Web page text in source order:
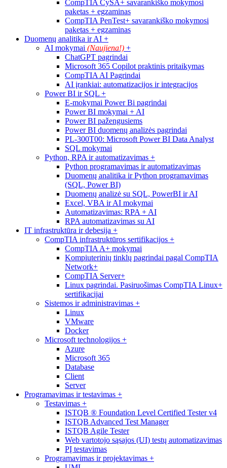
CompTIA CySA+ savarankiško mokymosi
paketas + egzaminas
CompTIA PenTest+ savarankiško mokymosi
paketas + egzaminas
Duomenų analitika ir AI +
AI mokymai (Naujiena!) +
ChatGPT pagrindai
Microsoft 365 Copilot praktinis pritaikymas
CompTIA AI Pagrindai
AI įrankiai: automatizacijos ir integracijos
Power BI ir SQL +
E-mokymai Power Bi pagrindai
Power BI mokymai + AI
Power BI pažengusiems
Power BI duomenų analizės pagrindai
PL-300T00: Microsoft Power BI Data Analyst
SQL mokymai
Python, RPA ir automatizavimas +
Python programavimas ir automatizavimas
Duomenų analitika ir Python programavimas
(SQL, Power BI)
Duomenų analizė su SQL, PowerBI ir AI
Excel, VBA ir AI mokymai
Automatizavimas: RPA + AI
RPA automatizavimas su AI
IT infrastruktūra ir debesija +
CompTIA infrastruktūros sertifikacijos +
CompTIA A+ mokymai
Kompiuterinių tinklų pagrindai pagal CompTIA
Network+
CompTIA Server+
Linux pagrindai. Pasiruošimas CompTIA Linux+
sertifikacijai
Sistemos ir administravimas +
Linux
VMware
Docker
Microsoft technologijos +
Azure
Microsoft 365
Database
Client
Server
Programavimas ir testavimas +
Testavimas +
ISTQB ® Foundation Level Certified Tester v4
ISTQB Advanced Test Manager
ISTQB Agile Tester
Web vartotojo sąsajos (UI) testų automatizavimas
PĮ testavimas
Programavimas ir projektavimas +